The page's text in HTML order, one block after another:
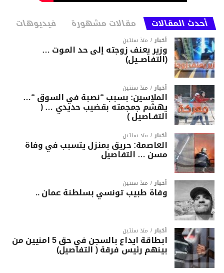
أحدث المقالات مقالات مشهورة فيديوهات
أخبار منذ سنتين
وزير يعنف زوجته إلى حد الموت …
(التفاصــيل)
أخبار منذ سنتين
الملاسين: بسبب “نصبة في السوق “…
يهشّم جمجمته بقضيب حديدي … (
التفـاصيل )
أخبار منذ سنتين
العاصمة: حريق بمنزل يتسبب في وفاة
مسن … التفاصيل
أخبار منذ سنتين
وفاة طبيب تونسي بسلطنة عمان ..
أخبار منذ سنتين
ابطاقة ايداع بالسجن في حق 5 امنيين من
بينهم رئيس فرقة ( التفاصيل)